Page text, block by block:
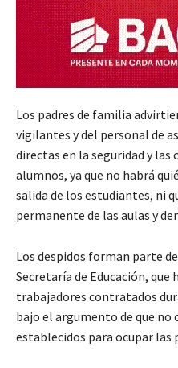
Los padres de familia
vigilantes y del personal de
directas en la seguridad y las
alumnos, ya que no habrá
salida de los estudiantes, ni
permanente de las aulas y
Los despidos forman parte
Secretaría de Educación, que
trabajadores contratados
bajo el argumento de que
establecidos para ocupar las